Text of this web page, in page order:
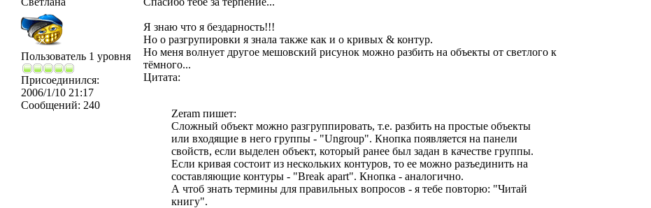
Пользователь 1 уровня
Присоединился:
2006/1/10 21:17
Сообщений: 240
Я знаю что я бездарность!!!
Но о разгрупировки я знала также как и о кривых & контур.
Но меня волнует другое мешовский рисунок можно разбить на объекты от светлого к
тёмного...
Цитата:
Zeram пишет:
Сложный объект можно разгруппировать, т.е. разбить на простые объекты
или входящие в него группы - "Ungroup". Кнопка появляется на панели
свойств, если выделен объект, который ранее был задан в качестве группы.
Если кривая состоит из нескольких контуров, то ее можно разъединить на
составляющие контуры - "Break apart". Кнопка - аналогично.
А чтоб знать термины для правильных вопросов - я тебе повторю: "Читай
книгу".